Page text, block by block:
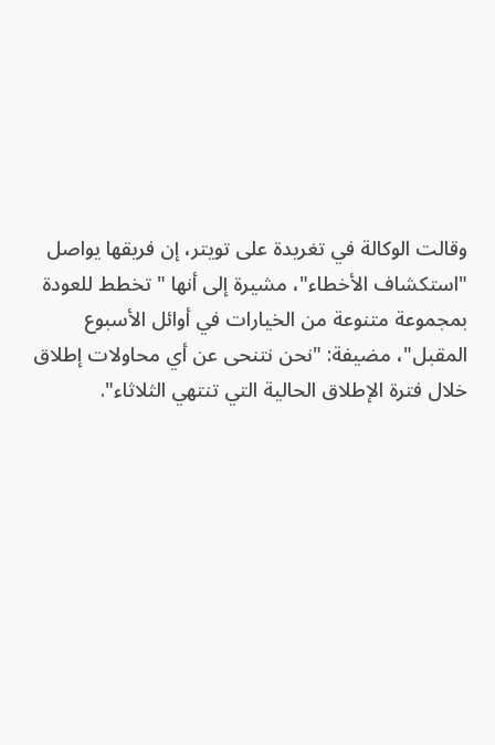
وقالت الوكالة في تغريدة على تويتر، إن فريقها يواصل
"استكشاف الأخطاء"، مشيرة إلى أنها " تخطط للعودة
بمجموعة متنوعة من الخيارات في أوائل الأسبوع
المقبل"، مضيفة: "نحن نتنحى عن أي محاولات إطلاق
خلال فترة الإطلاق الحالية التي تنتهي الثلاثاء".